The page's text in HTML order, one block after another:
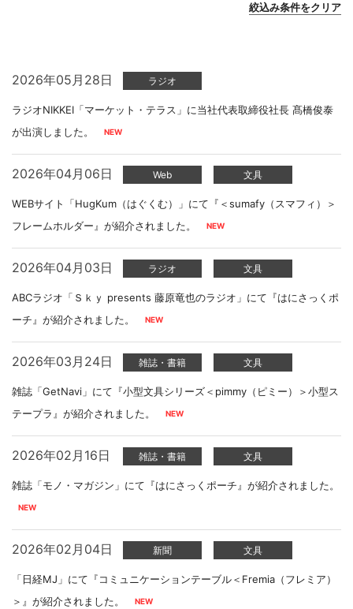
絞込み条件をクリア
2026年05月28日 ラジオ
ラジオNIKKEI「マーケット・テラス」に当社代表取締役社長 髙橋俊泰
が出演しました。
2026年04月06日 Web 文具
WEBサイト「HugKum（はぐくむ）」にて『＜sumafy（スマフィ）＞
フレームホルダー』が紹介されました。
2026年04月03日 ラジオ 文具
ABCラジオ「Ｓｋｙ presents 藤原竜也のラジオ」にて『はにさっくポ
ーチ』が紹介されました。
2026年03月24日 雑誌・書籍 文具
雑誌「GetNavi」にて『小型文具シリーズ＜pimmy（ピミー）＞小型ス
テープラ』が紹介されました。
2026年02月16日 雑誌・書籍 文具
雑誌「モノ・マガジン」にて『はにさっくポーチ』が紹介されました。
2026年02月04日 新聞 文具
「日経MJ」にて『コミュニケーションテーブル＜Fremia（フレミア）
＞』が紹介されました。